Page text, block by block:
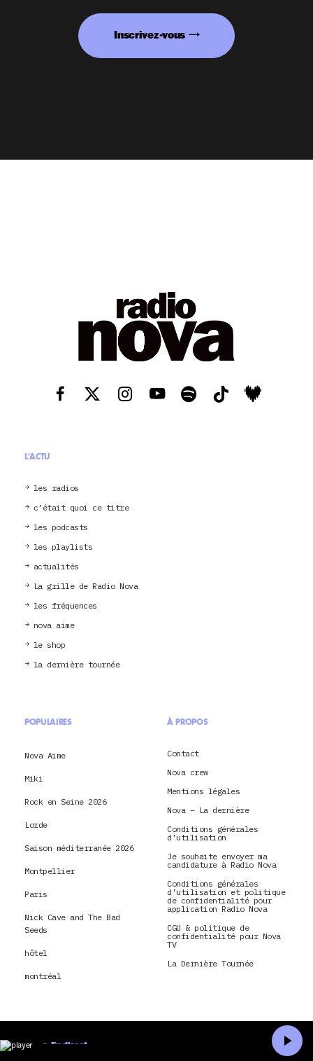
Inscrivez-vous
L'ACTU
les radios
c’était quoi ce titre
les podcasts
les playlists
actualités
La grille de Radio Nova
les fréquences
nova aime
le shop
la dernière tournée
POPULAIRES
Nova Aime
Miki
Rock en Seine 2026
Lorde
Saison méditerranée 2026
Montpellier
Paris
Nick Cave and The Bad
Seeds
hôtel
montréal
À PROPOS
Contact
Nova crew
Mentions légales
Nova – La dernière
Conditions générales
d’utilisation
Je souhaite envoyer ma
candidature à Radio Nova
Conditions générales
d’utilisation et politique
de confidentialité pour
application Radio Nova
CGU & politique de
confidentialité pour Nova
TV
La Dernière Tournée
En direct